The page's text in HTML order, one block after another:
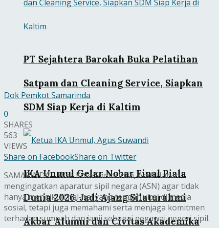
PT Sejahtera Barokah Buka Pelatihan
Satpam dan Cleaning Service, Siapkan
SDM Siap Kerja di Kaltim
IKA Unmul Gelar Nobar Final Piala
Dunia 2026, Jadi Ajang Silaturahmi
Akbar Alumni dan Civitas Akademika
Dok Pemkot Samarinda
0
SHARES
563
VIEWS
Share on FacebookShare on Twitter
SAMARINDA – Wali Kota Samarinda, Andi Harun
mengingatkan aparatur sipil negara (ASN) agar tidak
hanya mengikuti hal-hal yang tengah viral di media
sosial, tetapi juga memahami serta menjaga komitmen
terhadap sumpah dan janji sebagai pegawai negeri sipil.